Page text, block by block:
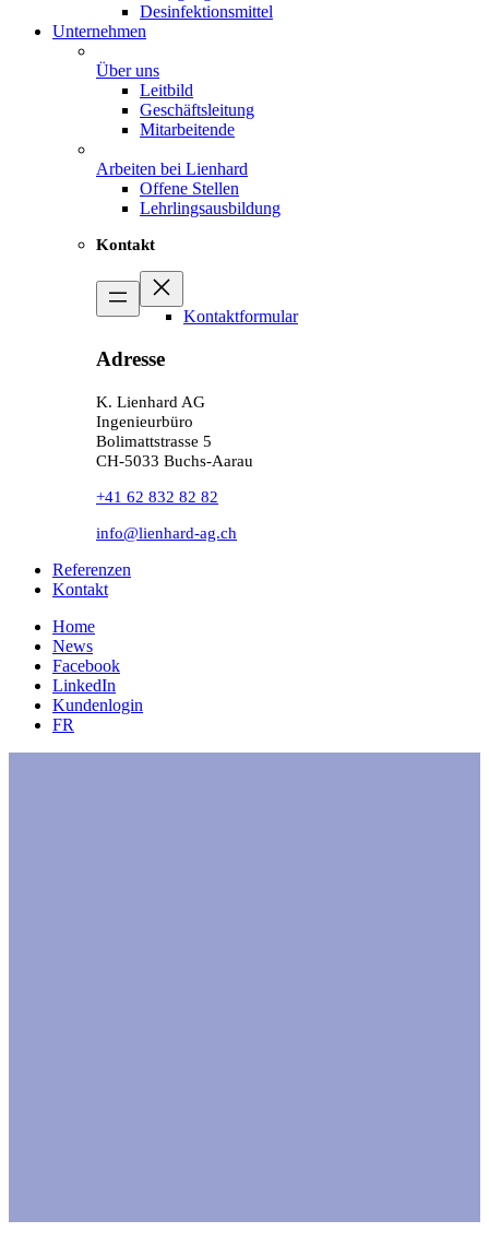
Desinfektionsmittel
Unternehmen
Über uns
Leitbild
Geschäftsleitung
Mitarbeitende
Arbeiten bei Lienhard
Offene Stellen
Lehrlingsausbildung
Kontakt
Kontaktformular
Adresse
K. Lienhard AG
Ingenieurbüro
Bolimattstrasse 5
CH-5033 Buchs-Aarau
+41 62 832 82 82
info@lienhard-ag.ch
Referenzen
Kontakt
Home
News
Facebook
LinkedIn
Kundenlogin
FR